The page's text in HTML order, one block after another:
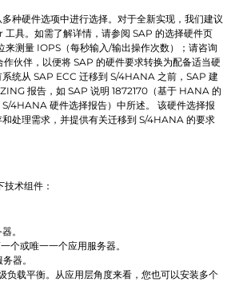
种硬件选项中进行选择。对于全新实现，我们建议
具。如需了解详情，请参阅 SAP 的选择硬件页
来测量 IOPS（每秒输入/输出操作次数）；请咨询
伙伴，以便将 SAP 的硬件要求转换为配备适当硬
统从 SAP ECC 迁移到 S/4HANA 之前，SAP 建
报告，如 SAP 说明 1872170（基于 HANA 的
4HANA 硬件选择报告）中所述。 该硬件选择报
处理需求，并提供有关迁移到 S/4HANA 的要求
术组件：
。
个或唯一一个应用服务器。
器。
负载平衡。从应用层角度来看，您也可以安装多个